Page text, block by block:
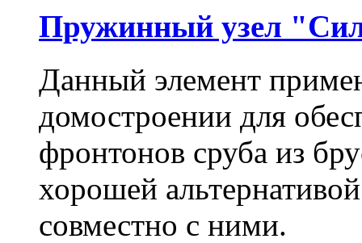
Пружинный узел
Данный элемент
домостроении для
фронтонов сруба из
хорошей
совместно с ними.